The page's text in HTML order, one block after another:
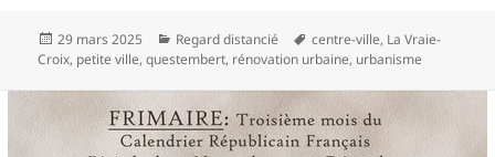
Publié
le
29 mars 2025 Catégories
Regard distancié
Mots-
clés
centre-ville, La Vraie-
Croix, petite ville,questembert, rénovation urbaine, urbanisme